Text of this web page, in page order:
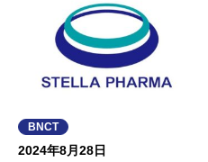
BNCT
2024年8月28日